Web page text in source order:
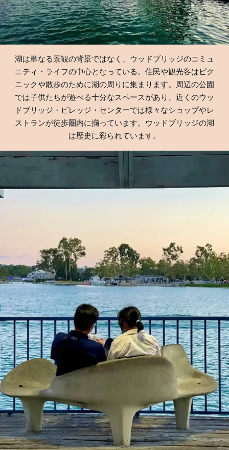
湖は単なる景観の背景ではなく、ウッドブリッジのコミュ
ニティ・ライフの中心となっている。住民や観光客はピク
ニックや散歩のために湖の周りに集まります。周辺の公園
では子供たちが遊べる十分なスペースがあり、近くのウッ
ドブリッジ・ビレッジ・センターでは様々なショップやレ
ストランが徒歩圏内に揃っています。ウッドブリッジの湖
は歴史に彩られています。